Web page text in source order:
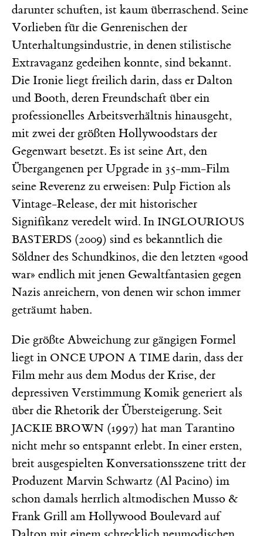
darunter schuften, ist kaum überraschend. Seine
Vorlieben für die Genrenischen der
Unterhaltungsindustrie, in denen stilistische
Extravaganz gedeihen konnte, sind bekannt.
Die Ironie liegt freilich darin, dass er Dalton
und Booth, deren Freundschaft über ein
professionelles Arbeitsverhältnis hinausgeht,
mit zwei der größten Hollywoodstars der
Gegenwart besetzt. Es ist seine Art, den
Übergangenen per Upgrade in 35-mm-Film
seine Reverenz zu erweisen: Pulp Fiction als
Vintage-Release, der mit historischer
Signifikanz veredelt wird. In INGLOURIOUS
BASTERDS (2009) sind es bekanntlich die
Söldner des Schundkinos, die den letzten «good
war» endlich mit jenen Gewaltfantasien gegen
Nazis anreichern, von denen wir schon immer
geträumt haben.
Die größte Abweichung zur gängigen Formel
liegt in ONCE UPON A TIME darin, dass der
Film mehr aus dem Modus der Krise, der
depressiven Verstimmung Komik generiert als
über die Rhetorik der Übersteigerung. Seit
JACKIE BROWN (1997) hat man Tarantino
nicht mehr so entspannt erlebt. In einer ersten,
breit ausgespielten Konversationsszene tritt der
Produzent Marvin Schwartz (Al Pacino) im
schon damals herrlich altmodischen Musso &
Frank Grill am Hollywood Boulevard auf